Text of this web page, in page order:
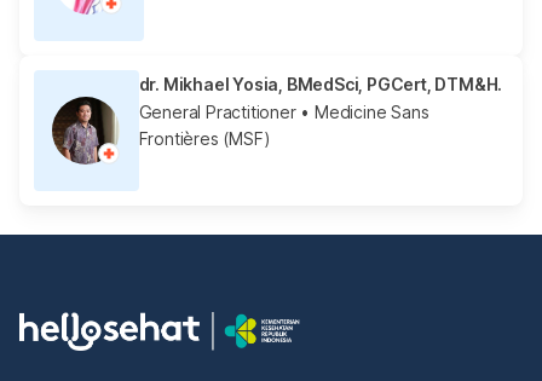
dr. Mikhael Yosia, BMedSci, PGCert, DTM&H.
General Practitioner• Medicine Sans
Frontières (MSF)